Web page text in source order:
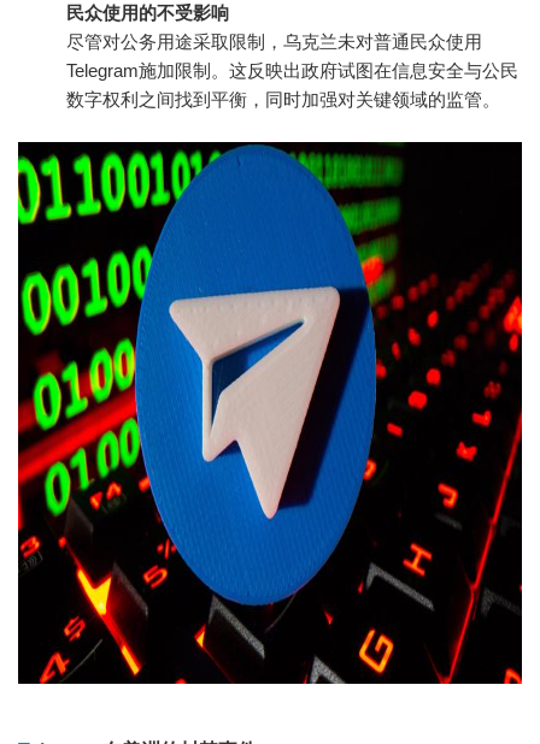
民众使用的不受影响
尽管对公务用途采取限制，乌克兰未对普通民众使用
Telegram施加限制。这反映出政府试图在信息安全与公民
数字权利之间找到平衡，同时加强对关键领域的监管。